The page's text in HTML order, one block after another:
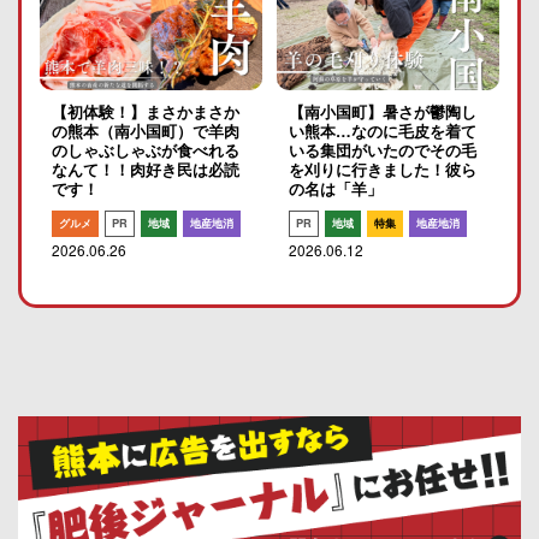
【初体験！】まさかまさか
の熊本（南小国町）で羊肉
のしゃぶしゃぶが食べれる
なんて！！肉好き民は必読
です！
グルメ PR 地域 地産地消
2026.06.26
【南小国町】暑さが鬱陶し
い熊本…なのに毛皮を着て
いる集団がいたのでその毛
を刈りに行きました！彼ら
の名は「羊」
PR 地域 特集 地産地消
2026.06.12